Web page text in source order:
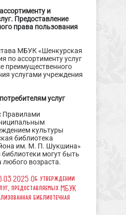
и
Предоставление
права пользования
МБУК «Шенкурская
по ассортименту услуг
преимущественного
услугами учреждения
услуг
Правилами
культуры
библиотека
им. М. П. Шукшина»
могут быть
любого возраста.
Об утверждении
предоставляемых МБУК
библиотечная